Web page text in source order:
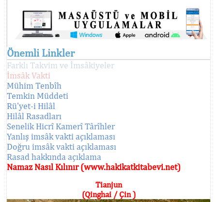
Önemli Linkler
Farklı Takvim ve İmsâkiyeler
İmsâk Vakti
Mühim Tenbîh
Temkin Müddeti
Rü'yet-i Hilâl
Hilâl Rasadları
Senelik Hicrî Kamerî Târîhler
Yanlış imsâk vakti açıklaması
Doğru imsâk vakti açıklaması
Rasad hakkında açıklama
Namaz Nasıl Kılınır (www.hakikatkitabevi.net)
Tianjun
(Qinghai / Çin )